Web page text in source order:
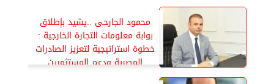
محمود الجارحى ..يشيد بإطلاق
بوابة معلومات التجارة الخارجية :
خطوة استراتيجية لتعزيز الصادرات
المصرية ودعم المستثمرين